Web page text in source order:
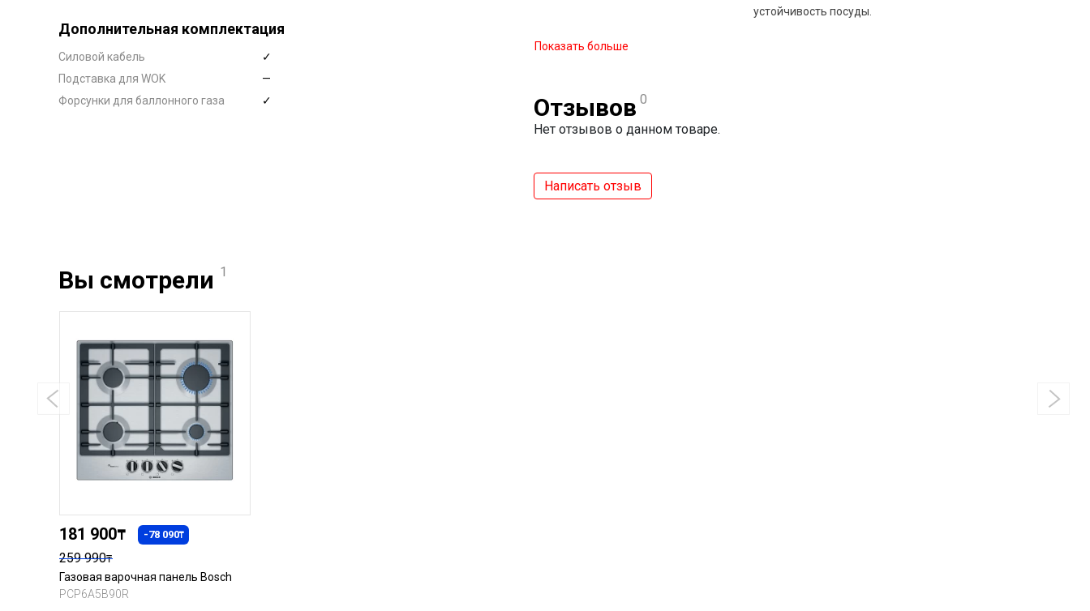
Дополнительная комплектация
Силовой кабель
✓
Подставка для WOK
—
Форсунки для баллонного газа
✓
устойчивость посуды.
Показать больше
Отзывов 0
Нет отзывов о данном товаре.
Написать отзыв
Вы смотрели 1
181 900₸ -78 090₸
259 990₸
Газовая варочная панель Bosch
PCP6A5B90R